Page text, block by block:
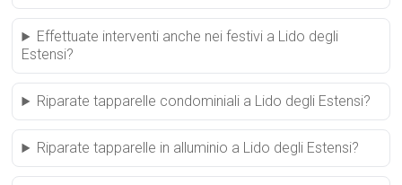
Effettuate interventi anche nei festivi a Lido degli
Estensi?
Riparate tapparelle condominiali a Lido degli Estensi?
Riparate tapparelle in alluminio a Lido degli Estensi?